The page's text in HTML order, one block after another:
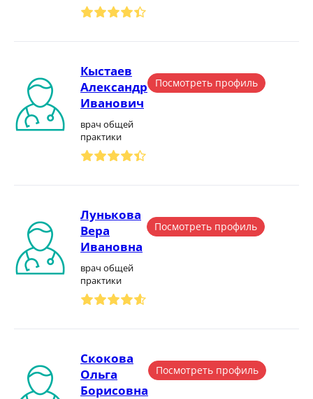
Кыстаев
Александр
Иванович
врач общей
практики
Посмотреть профиль
Лунькова
Вера
Ивановна
врач общей
практики
Посмотреть профиль
Скокова
Ольга
Борисовна
Посмотреть профиль